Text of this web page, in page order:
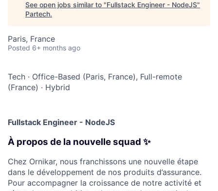
See open jobs similar to "Fullstack Engineer - NodeJS"
Partech.
Paris, France
Posted 6+ months ago
Tech · Office-Based (Paris, France), Full-remote
(France) · Hybrid
Fullstack Engineer - NodeJS
À propos de la nouvelle squad ✨
Chez Ornikar, nous franchissons une nouvelle étape
dans le développement de nos produits d’assurance.
Pour accompagner la croissance de notre activité et